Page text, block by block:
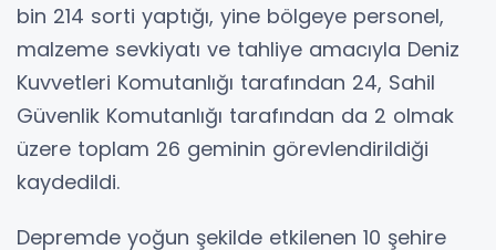
bin 214 sorti yaptığı, yine bölgeye personel,
malzeme sevkiyatı ve tahliye amacıyla Deniz
Kuvvetleri Komutanlığı tarafından 24, Sahil
Güvenlik Komutanlığı tarafından da 2 olmak
üzere toplam 26 geminin görevlendirildiği
kaydedildi.
Depremde yoğun şekilde etkilenen 10 şehire